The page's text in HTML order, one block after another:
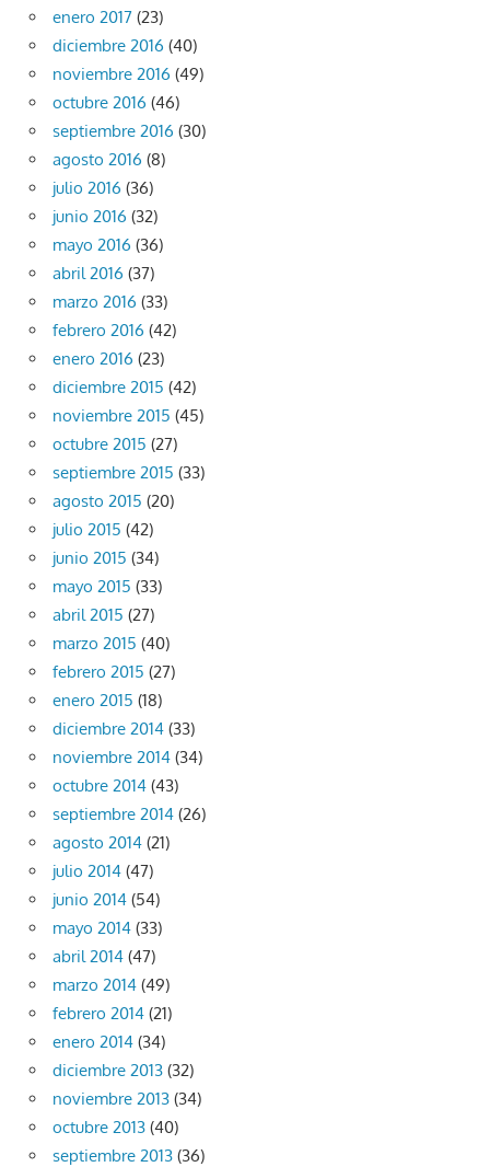
enero 2017 (23)
diciembre 2016 (40)
noviembre 2016 (49)
octubre 2016 (46)
septiembre 2016 (30)
agosto 2016 (8)
julio 2016 (36)
junio 2016 (32)
mayo 2016 (36)
abril 2016 (37)
marzo 2016 (33)
febrero 2016 (42)
enero 2016 (23)
diciembre 2015 (42)
noviembre 2015 (45)
octubre 2015 (27)
septiembre 2015 (33)
agosto 2015 (20)
julio 2015 (42)
junio 2015 (34)
mayo 2015 (33)
abril 2015 (27)
marzo 2015 (40)
febrero 2015 (27)
enero 2015 (18)
diciembre 2014 (33)
noviembre 2014 (34)
octubre 2014 (43)
septiembre 2014 (26)
agosto 2014 (21)
julio 2014 (47)
junio 2014 (54)
mayo 2014 (33)
abril 2014 (47)
marzo 2014 (49)
febrero 2014 (21)
enero 2014 (34)
diciembre 2013 (32)
noviembre 2013 (34)
octubre 2013 (40)
septiembre 2013 (36)